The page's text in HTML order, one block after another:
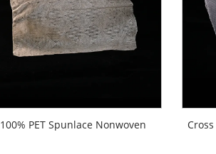
100% PET Spunlace Nonwoven